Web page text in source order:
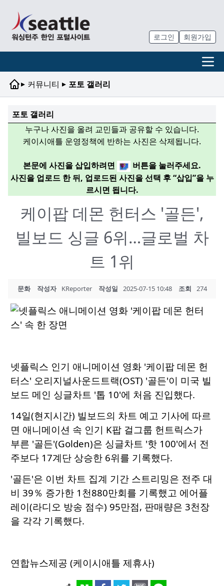
로그인 회원가입
▸ 커뮤니티 ▸ 포토 갤러리
포토 갤러리
누구나 사진을 올려 교민들과 공유할 수 있습니다.
케이시애틀 운영정책에 반하는 사진은 삭제됩니다.
본문에 사진을 삽입하려면
버튼을 눌러주세요.
사진을 업로드 한 뒤, 업로드된 사진을 선택 후 “삽입”을 누
르시면 됩니다.
케이팝 데몬 헌터스 '골든',
빌보드 싱글 6위…글로벌 차
트 1위
문화 작성자 KReporter 작성일 2025-07-15 10:48 조회 274
넷플릭스 인기 애니메이션 영화 '케이팝 데몬 헌
터스' 오리지널사운드트랙(OST) '골든'이 미국 빌
보드 메인 싱글차트 '톱 10'에 처음 진입했다.
14일(현지시간) 빌보드의 차트 예고 기사에 따르
면 애니메이션 속 인기 K팝 걸그룹 헌트릭스가
부른 '골든'(Golden)은 싱글차트 '핫 100'에서 전
주보다 17계단 상승한 6위를 기록했다.
'골든'은 이번 차트 집계 기간 스트리밍은 전주 대
비 39％ 증가한 1천880만회를 기록했고 에어플
레이(라디오 방송 점수) 95만점, 판매량은 3천장
을 각각 기록했다.
연합뉴스제공 (케이시애틀 제휴사)